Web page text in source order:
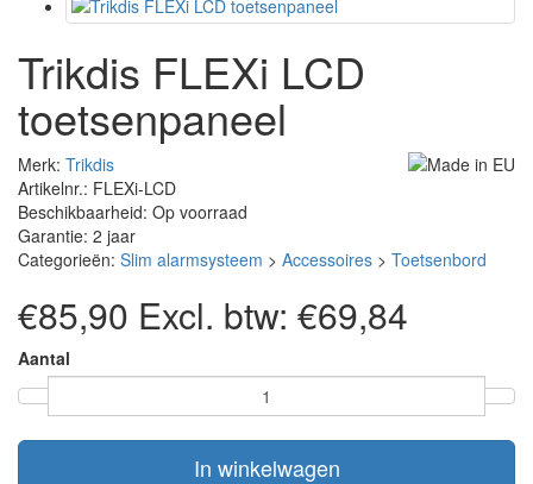
Trikdis FLEXi LCD
toetsenpaneel
Merk: Trikdis
Artikelnr.: FLEXi-LCD
Beschikbaarheid: Op voorraad
Garantie: 2 jaar
Categorieën: Slim alarmsysteem > Accessoires > Toetsenbord
€85,90 Excl. btw: €69,84
Aantal
In winkelwagen